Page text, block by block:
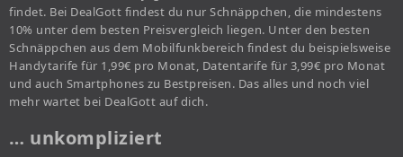
findet. Bei DealGott findest du nur Schnäppchen, die mindestens
10% unter dem besten Preisvergleich liegen. Unter den besten
Schnäppchen aus dem Mobilfunkbereich findest du beispielsweise
Handytarife für 1,99€ pro Monat, Datentarife für 3,99€ pro Monat
und auch Smartphones zu Bestpreisen. Das alles und noch viel
mehr wartet bei DealGott auf dich.
… unkompliziert